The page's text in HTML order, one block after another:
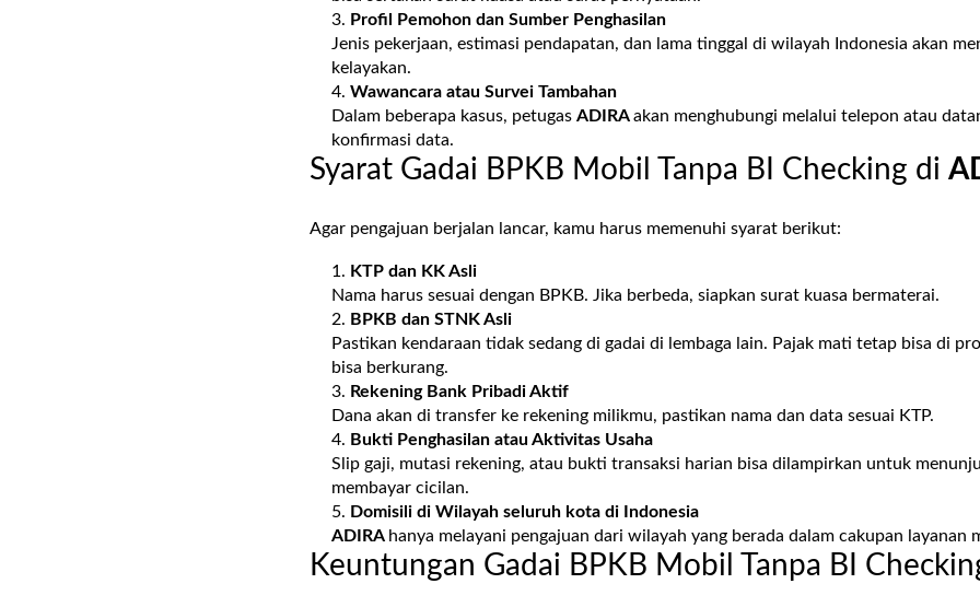
Profil Pemohon dan Sumber Penghasilan
Jenis pekerjaan, estimasi pendapatan, dan lama tinggal di wilayah Indonesia akan
kelayakan.
Wawancara atau Survei Tambahan
Dalam beberapa kasus, petugasADIRAakan menghubungi melalui telepon atau
konfirmasi data.
Syarat Gadai BPKB Mobil Tanpa BI Checking di
Agar pengajuan berjalan lancar, kamu harus memenuhi syarat berikut:
KTP dan KK Asli
Nama harus sesuai dengan BPKB. Jika berbeda, siapkan surat kuasa bermaterai.
BPKB dan STNK Asli
Pastikan kendaraan tidak sedang di gadai di lembaga lain. Pajak mati tetap bisa di
bisa berkurang.
Rekening Bank Pribadi Aktif
Dana akan di transfer ke rekening milikmu, pastikan nama dan data sesuai KTP.
Bukti Penghasilan atau Aktivitas Usaha
Slip gaji, mutasi rekening, atau bukti transaksi harian bisa dilampirkan untuk
membayar cicilan.
Domisili di Wilayah seluruh kota di Indonesia
ADIRA hanya melayani pengajuan dari wilayah yang berada dalam cakupan layanan
Keuntungan Gadai BPKB Mobil Tanpa BI